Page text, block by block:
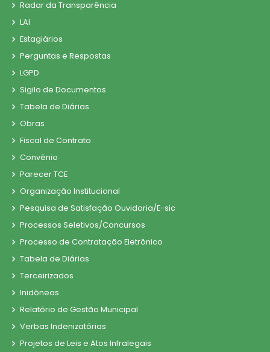
Radar da Transparência
LAI
Estagiários
Perguntas e Respostas
LGPD
Sigilo de Documentos
Tabela de Diárias
Obras
Fiscal de Contrato
Convênio
Parecer TCE
Organização Institucional
Pesquisa de Satisfação Ouvidoria/E-sic
Processos Seletivos/Concursos
Processo de Contratação Eletrônico
Tabela de Diárias
Terceirizados
Inidôneas
Relatório de Gestão Municipal
Verbas Indenizatórias
Projetos de Leis e Atos Infralegais